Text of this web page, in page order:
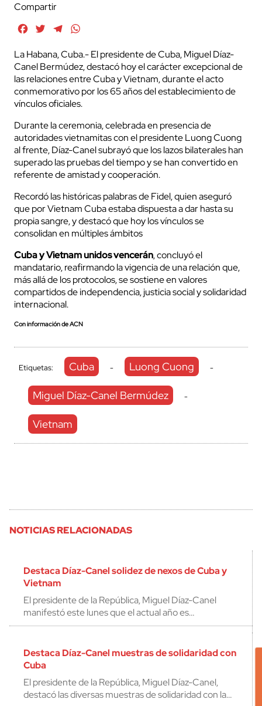
Compartir
FacebookTwitterTelegram
La Habana, Cuba.- El presidente de Cuba, Miguel Díaz-
Canel Bermúdez, destacó hoy el carácter excepcional de
las relaciones entre Cuba y Vietnam, durante el acto
conmemorativo por los 65 años del establecimiento de
vínculos oficiales.
Durante la ceremonia, celebrada en presencia de
autoridades vietnamitas con el presidente Luong Cuong
al frente, Díaz-Canel subrayó que los lazos bilaterales han
superado las pruebas del tiempo y se han convertido en
referente de amistad y cooperación.
Recordó las históricas palabras de Fidel, quien aseguró
que por Vietnam Cuba estaba dispuesta a dar hasta su
propia sangre, y destacó que hoy los vínculos se
consolidan en múltiples ámbitos
Cuba y Vietnam unidos vencerán, concluyó el
mandatario, reafirmando la vigencia de una relación que,
más allá de los protocolos, se sostiene en valores
compartidos de independencia, justicia social y solidaridad
internacional.
Con información de ACN
Etiquetas: Cuba - Luong Cuong -
Miguel Díaz-Canel Bermúdez -
Vietnam
NOTICIAS RELACIONADAS
Destaca Díaz-Canel solidez de nexos de Cuba y
Vietnam
El presidente de la República, Miguel Díaz-Canel
manifestó este lunes que el actual año es…
Destaca Díaz-Canel muestras de solidaridad con
Cuba
El presidente de la República, Miguel Díaz-Canel,
destacó las diversas muestras de solidaridad con la…